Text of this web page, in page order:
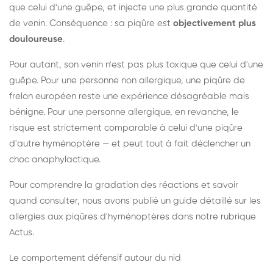
que celui d'une guêpe, et injecte une plus grande quantité
de venin. Conséquence : sa piqûre est objectivement plus
douloureuse.
Pour autant, son venin n'est pas plus toxique que celui d'une
guêpe. Pour une personne non allergique, une piqûre de
frelon européen reste une expérience désagréable mais
bénigne. Pour une personne allergique, en revanche, le
risque est strictement comparable à celui d'une piqûre
d'autre hyménoptère — et peut tout à fait déclencher un
choc anaphylactique.
Pour comprendre la gradation des réactions et savoir
quand consulter, nous avons publié un guide détaillé sur les
allergies aux piqûres d'hyménoptères dans notre rubrique
Actus.
Le comportement défensif autour du nid